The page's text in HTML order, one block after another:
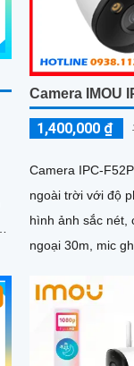
Camera IMOU
1,400,000 ₫
Camera IPC-
ngoài trời với độ
hình ảnh sắc nét,
ngoại 30m, mic